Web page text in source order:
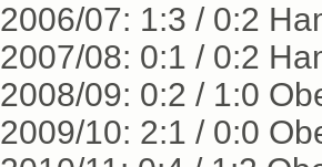
2006/07: 1:3 / 0:2
2007/08: 0:1 / 0:2
2008/09: 0:2 / 1:0
2009/10: 2:1 / 0:0